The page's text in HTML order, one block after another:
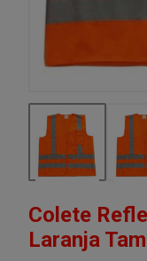
Colete
Laranja